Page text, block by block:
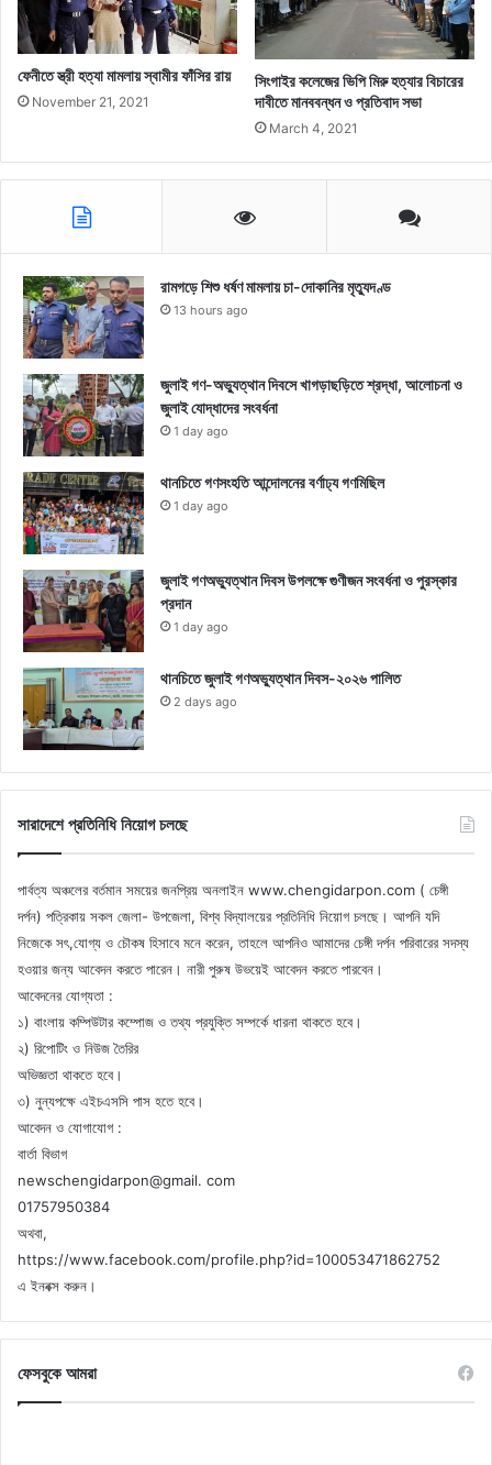
ফেনীতে স্ত্রী হত্যা মামলায় স্বামীর ফাঁসির রায়
November 21, 2021
সিংগাইর কলেজের ভিপি মিরু হত্যার বিচারের
দাবীতে মানববন্ধন ও প্রতিবাদ সভা
March 4, 2021
রামগড়ে শিশু ধর্ষণ মামলায় চা-দোকানির মৃত্যুদণ্ড
13 hours ago
জুলাই গণ-অভ্যুত্থান দিবসে খাগড়াছড়িতে শ্রদ্ধা, আলোচনা ও
জুলাই যোদ্ধাদের সংবর্ধনা
1 day ago
থানচিতে গণসংহতি আন্দোলনের বর্ণাঢ্য গণমিছিল
1 day ago
জুলাই গণঅভ্যুত্থান দিবস উপলক্ষে গুণীজন সংবর্ধনা ও পুরস্কার
প্রদান
1 day ago
থানচিতে জুলাই গণঅভ্যুত্থান দিবস-২০২৬ পালিত
2 days ago
সারাদেশে প্রতিনিধি নিয়োগ চলছে
পার্বত্য অঞ্চলের বর্তমান সময়ের জনপ্রিয় অনলাইন www.chengidarpon.com ( চেঙ্গী
দর্পন) পত্রিকায় সকল জেলা- উপজেলা, বিশ্ব বিদ্যালয়ের প্রতিনিধি নিয়োগ চলছে। আপনি যদি
নিজেকে সৎ,যোগ্য ও চৌকষ হিসাবে মনে করেন, তাহলে আপনিও আমাদের চেঙ্গী দর্পন পরিবারের সদস্য
হওয়ার জন্য আবেদন করতে পারেন। নারী পুরুষ উভয়েই আবেদন করতে পারবেন।
আবেদনের যোগ্যতা :
১) বাংলায় কম্পিউটার কম্পোজ ও তথ্য প্রযুক্তি সম্পর্কে ধারনা থাকতে হবে।
২) রিপোটিং ও নিউজ তৈরির
অভিজ্ঞতা থাকতে হবে।
৩) নুন্যপক্ষে এইচএসসি পাস হতে হবে।
আবেদন ও যোগাযোগ :
বার্তা বিভাগ
newschengidarpon@gmail. com
01757950384
অথবা,
https://www.facebook.com/profile.php?id=100053471862752
এ ইনবক্স করুন।
ফেসবুকে আমরা